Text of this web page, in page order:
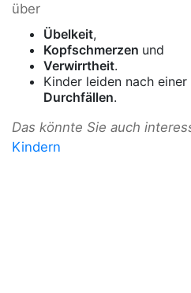
über
Übelkeit,
Kopfschmerzen und
Verwirrtheit.
Kinder leiden nach
Durchfällen.
Das könnte Sie auch
Kindern